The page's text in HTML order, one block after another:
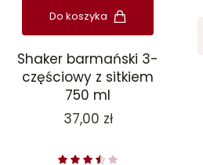
Do koszyka
Shaker barmański 3-
częściowy z sitkiem
750 ml
Cena
37,00 zł